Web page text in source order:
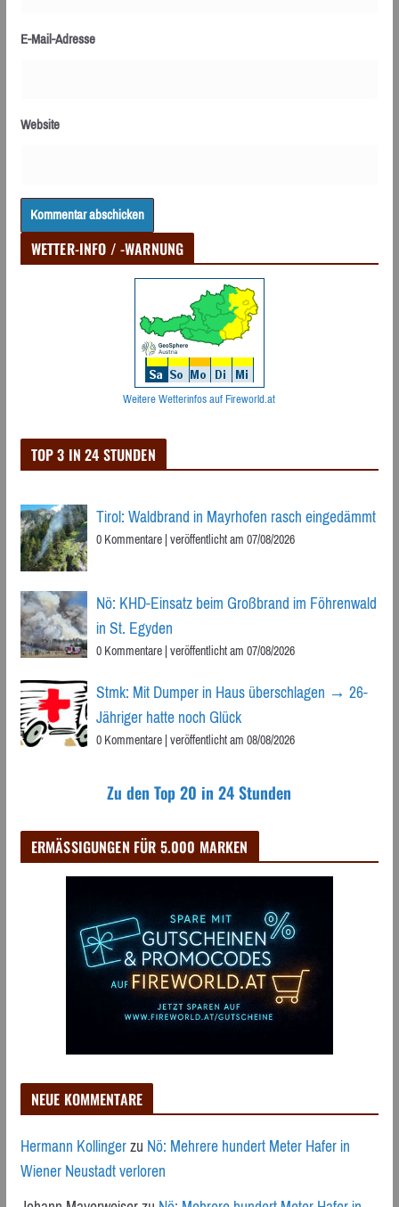
E-Mail-Adresse
Website
WETTER-INFO / -WARNUNG
Weitere Wetterinfos auf Fireworld.at
TOP 3 IN 24 STUNDEN
Tirol: Waldbrand in Mayrhofen rasch eingedämmt
0 Kommentare|veröffentlicht am 07/08/2026
Nö: KHD-Einsatz beim Großbrand im Föhrenwald
in St. Egyden
0 Kommentare|veröffentlicht am 07/08/2026
Stmk: Mit Dumper in Haus überschlagen → 26-
Jähriger hatte noch Glück
0 Kommentare|veröffentlicht am 08/08/2026
Zu den Top 20 in 24 Stunden
ERMÄSSIGUNGEN FÜR 5.000 MARKEN
NEUE KOMMENTARE
Hermann KollingerzuNö: Mehrere hundert Meter Hafer in
Wiener Neustadt verloren